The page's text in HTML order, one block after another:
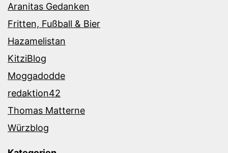
Aranitas Gedanken
Fritten, Fußball & Bier
Hazamelistan
KitziBlog
Moggadodde
redaktion42
Thomas Matterne
Würzblog